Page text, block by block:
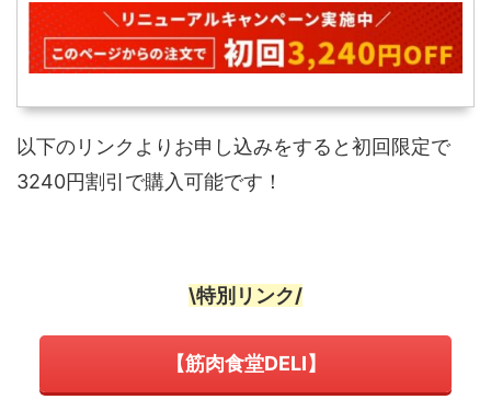
以下のリンクよりお申し込みをすると初回限定で
3240円割引で購入可能です！
\特別リンク/
【筋肉食堂DELI】